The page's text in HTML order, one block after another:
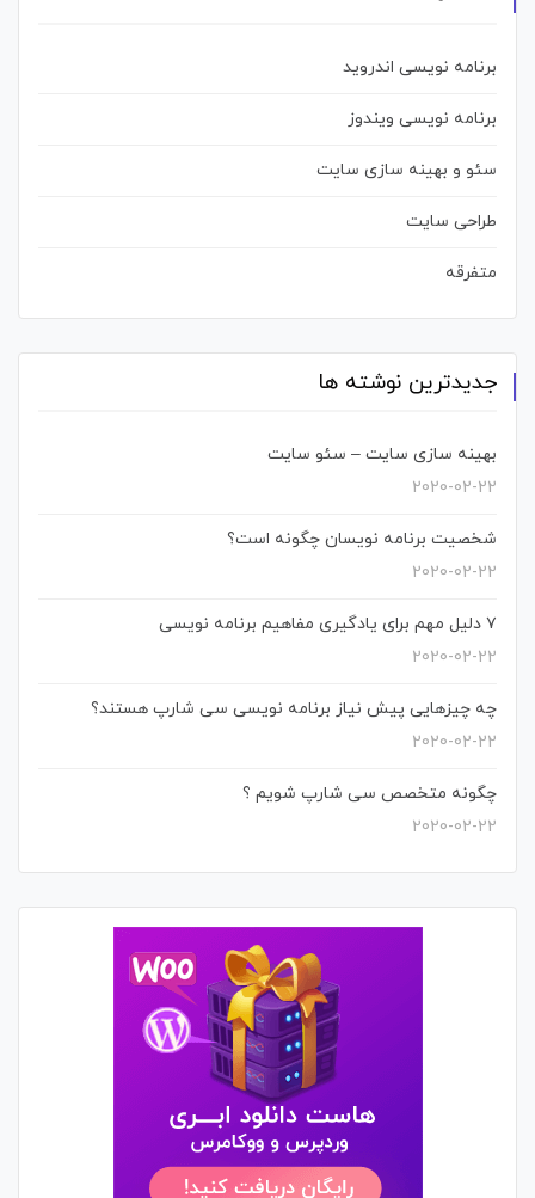
برنامه نویسی اندروید
برنامه نویسی ویندوز
سئو و بهینه سازی سایت
طراحی سایت
متفرقه
جدیدترین نوشته ها
بهینه سازی سایت – سئو سایت
2020-02-22
شخصیت برنامه نویسان چگونه است؟
2020-02-22
2020-02-22
چه چیزهایی پیش نیاز برنامه نویسی سی شارپ هستند؟
2020-02-22
چگونه متخصص سی شارپ شویم ؟
2020-02-22